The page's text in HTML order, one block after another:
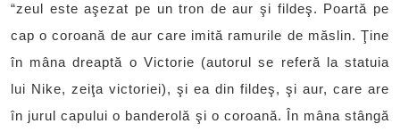
“zeul este aşezat pe un tron de aur şi fildeş. Poartă pe
cap o coroană de aur care imită ramurile de măslin. Ţine
în mâna dreaptă o Victorie (autorul se referă la statuia
lui Nike, zeiţa victoriei), şi ea din fildeş, şi aur, care are
în jurul capului o banderolă şi o coroană. În mâna stângă